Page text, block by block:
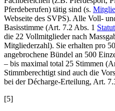
Pferdeberufen) tätig sind (s.
Webseite des SVPS). Alle Voll-
Basisstimme (Art. 7.2 Abs. 1
die 22 Vollmitglieder nach
Mitgliederzahl). Sie erhalten pro
angebrochene Bündel an 500
– bis maximal total 25 Stimmen
Stimmberechtigt sind auch die
bei der Décharge-Erteilung, Art.
[5]